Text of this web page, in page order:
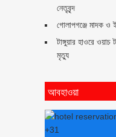
নেতৃবৃন্দ
গোলাপগঞ্জে মাদক ও
টাঙ্গুয়ার হাওরে
মৃত্যু
আবহাওয়া
+31